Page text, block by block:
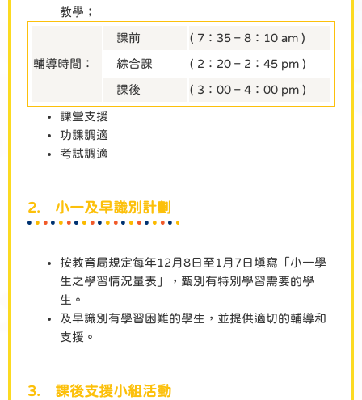
教學；
輔導時間：
課前 ( 7：35 – 8：10 am )
綜合課 ( 2：20 – 2：45 pm )
課後 ( 3：00 – 4：00 pm )
課堂支援
功課調適
考試調適
2. 小一及早識別計劃
按教育局規定每年12月8日至1月7日填寫「小一學
生之學習情況量表」，甄別有特別學習需要的學
生。
及早識別有學習困難的學生，並提供適切的輔導和
支援。
3. 課後支援小組活動